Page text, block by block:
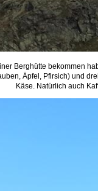
Berghütte bekommen
Äpfel, Pfirsich) und
Käse. Natürlich auch